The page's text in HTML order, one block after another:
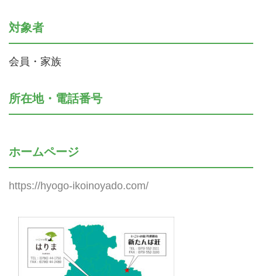
対象者
会員・家族
所在地・電話番号
ホームページ
https://hyogo-ikoinoyado.com/